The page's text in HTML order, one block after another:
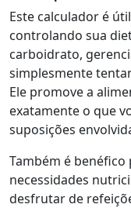
Este calculador é
controlando sua
carboidrato,
simplesmente
Ele promove a
exatamente o que
suposições
Também é
necessidades
desfrutar de